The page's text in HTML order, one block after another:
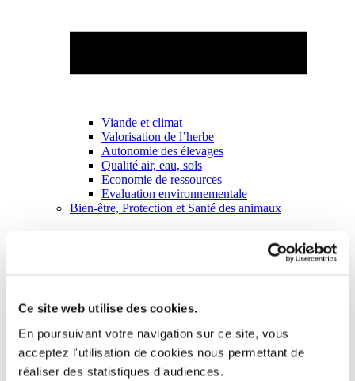
Ce site web utilise des cookies.
En poursuivant votre navigation sur ce site, vous
acceptez l'utilisation de cookies nous permettant de
réaliser des statistiques d'audiences.
Viande et climat
Valorisation de l’herbe
Autonomie des élevages
Qualité air, eau, sols
Economie de ressources
Evaluation environnementale
Bien-être, Protection et Santé des animaux